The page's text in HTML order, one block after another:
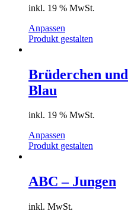
inkl. 19 % MwSt.
Anpassen
Produkt gestalten
Brüderchen
Blau
inkl. 19 % MwSt.
Anpassen
Produkt gestalten
ABC – Jungen
inkl. MwSt.